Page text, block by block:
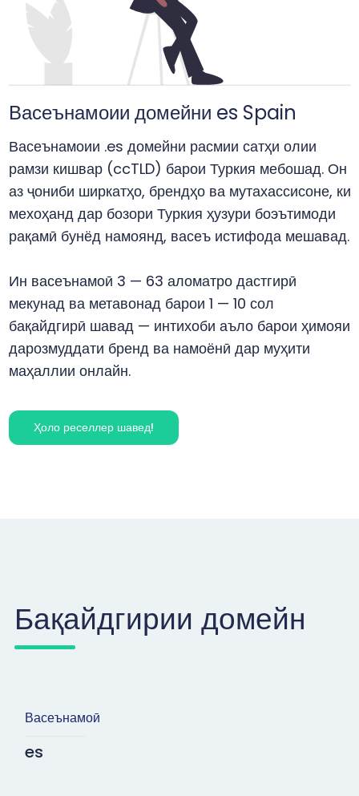
Васеънамоии домейни es Spain
Васеънамоии .es домейни расмии сатҳи олии
рамзи кишвар (ccTLD) барои Туркия мебошад. Он
аз ҷониби ширкатҳо, брендҳо ва мутахассисоне, ки
мехоҳанд дар бозори Туркия ҳузури боэътимоди
рақамӣ бунёд намоянд, васеъ истифода мешавад.
Ин васеънамоӣ 3 — 63 аломатро дастгирӣ
мекунад ва метавонад барои 1 — 10 сол
бақайдгирӣ шавад — интихоби аъло барои ҳимояи
дарозмуддати бренд ва намоёнӣ дар муҳити
маҳаллии онлайн.
Ҳоло реселлер шавед!
Бақайдгирии домейн
Васеънамоӣ
es